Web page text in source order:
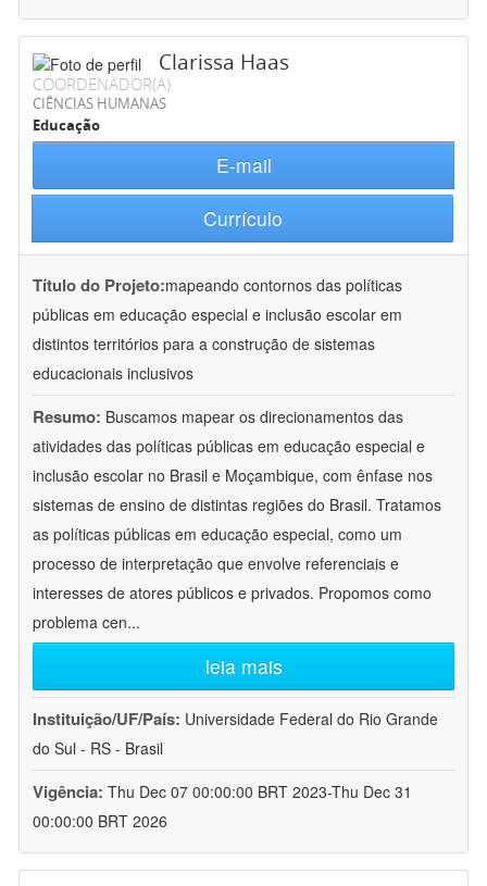
Clarissa Haas
COORDENADOR(A)
CIÊNCIAS HUMANAS
Educação
E-mail
Currículo
Título do Projeto:mapeando contornos das políticas
públicas em educação especial e inclusão escolar em
distintos territórios para a construção de sistemas
educacionais inclusivos
Resumo: Buscamos mapear os direcionamentos das
atividades das políticas públicas em educação especial e
inclusão escolar no Brasil e Moçambique, com ênfase nos
sistemas de ensino de distintas regiões do Brasil. Tratamos
as políticas públicas em educação especial, como um
processo de interpretação que envolve referenciais e
interesses de atores públicos e privados. Propomos como
problema cen...
leia mais
Instituição/UF/País: Universidade Federal do Rio Grande
do Sul - RS - Brasil
Vigência: Thu Dec 07 00:00:00 BRT 2023-Thu Dec 31
00:00:00 BRT 2026